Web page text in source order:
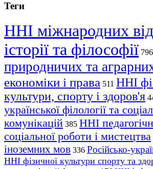
Теги
ННІ міжнародних
історії та філософії 796
природничих та
економіки і права 511 ННІ
культури, спорту і здоров'я
української філології та
комунікацій 385 ННІ
соціальної роботи і мистецтва
іноземних мов 336 Російсько-
ННІ фізичної культури спорту та